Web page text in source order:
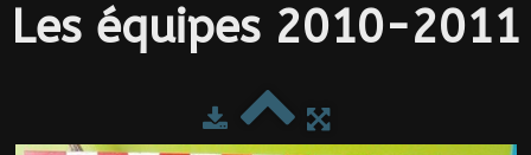
Les équipes 2010-2011